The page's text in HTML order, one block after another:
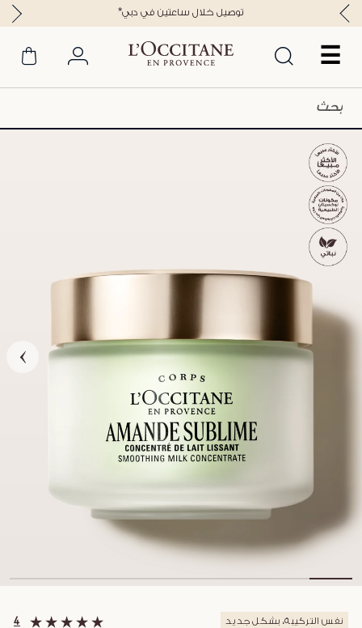
☰
*توصيل خلال ساعتين في دبي
نفس التركيبة، بشكل جديد 4